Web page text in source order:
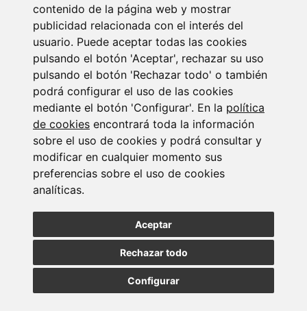
contenido de la página web y mostrar
publicidad relacionada con el interés del
usuario. Puede aceptar todas las cookies
pulsando el botón 'Aceptar', rechazar su uso
pulsando el botón 'Rechazar todo' o también
podrá configurar el uso de las cookies
mediante el botón 'Configurar'. En la política
de cookies encontrará toda la información
sobre el uso de cookies y podrá consultar y
modificar en cualquier momento sus
preferencias sobre el uso de cookies
analíticas.
Aceptar
Rechazar todo
Configurar
Suscribirse a la
newsletter
Entérate de nuestras últimas noticias
SUSCRIBIRSE